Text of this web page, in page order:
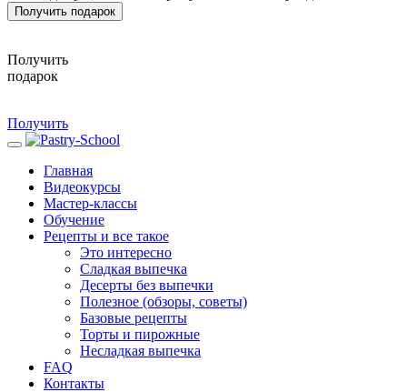
Получить подарок
Получить
подарок
Получить
Главная
Видеокурсы
Мастер-классы
Обучение
Рецепты и все такое
Это интересно
Сладкая выпечка
Десерты без выпечки
Полезное (обзоры, советы)
Базовые рецепты
Торты и пирожные
Несладкая выпечка
FAQ
Контакты